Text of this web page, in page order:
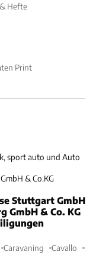
Hefte
Print
sport auto und Auto
& Co.KG
Stuttgart GmbH
GmbH & Co. KG
Caravaning Cavallo